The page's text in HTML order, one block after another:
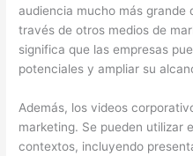
audiencia mucho más grande
través de otros medios de
significa que las empresas
potenciales y ampliar su
Además, los videos
marketing. Se pueden utilizar
contextos, incluyendo